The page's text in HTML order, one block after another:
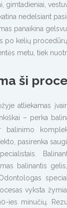
gimtadieniai,
nedelsiant
panaikina
po kelių
metu, tiek
ši
atliekamas
– perka
balinimo
pasirenka
balinantis
vyksta
ies minučių.